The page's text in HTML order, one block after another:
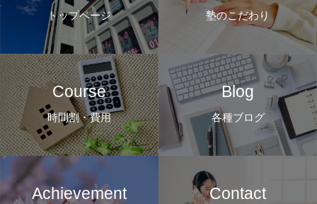
トップページ 塾のこだわり
Course
時間割・費用
Blog
各種ブログ
Achievement Contact